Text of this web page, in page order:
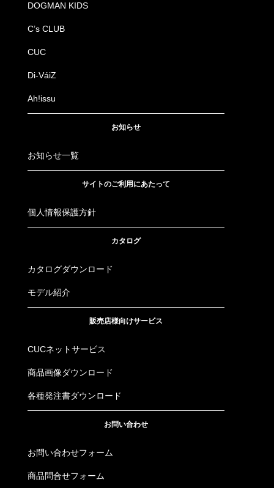
DOGMAN KIDS
C’s CLUB
CUC
Di-VáiZ
Ah!issu
お知らせ
お知らせ一覧
サイトのご利用にあたって
個人情報保護方針
カタログ
カタログダウンロード
モデル紹介
販売店様向けサービス
CUCネットサービス
商品画像ダウンロード
各種発注書ダウンロード
お問い合わせ
お問い合わせフォーム
商品問合せフォーム